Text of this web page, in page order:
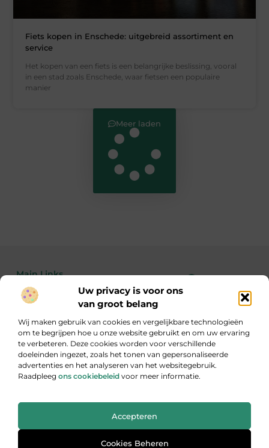
Uw privacy is voor ons
van groot belang
Wij maken gebruik van cookies en vergelijkbare technologieën
om te begrijpen hoe u onze website gebruikt en om uw ervaring
te verbeteren. Deze cookies worden voor verschillende
doeleinden ingezet, zoals het tonen van gepersonaliseerde
advertenties en het analyseren van het websitegebruik.
Raadpleeg ons cookiebeleid voor meer informatie.
Accepteren
Cookies Beheren
Fiets kopen in Enschede: uitgebreid assortiment en
service
Het kopen van een fiets is een belangrijke beslissing, vooral
in een stad zoals Enschede, waar fietsen een populaire
manier
Meer laden
Main Links
Bekende Nederlanders
Inzicht, inspiratie en informatie
Een gevarieerde verzameling blogs die je aan het denken zet.
www.ondernemersverbondoss.nl